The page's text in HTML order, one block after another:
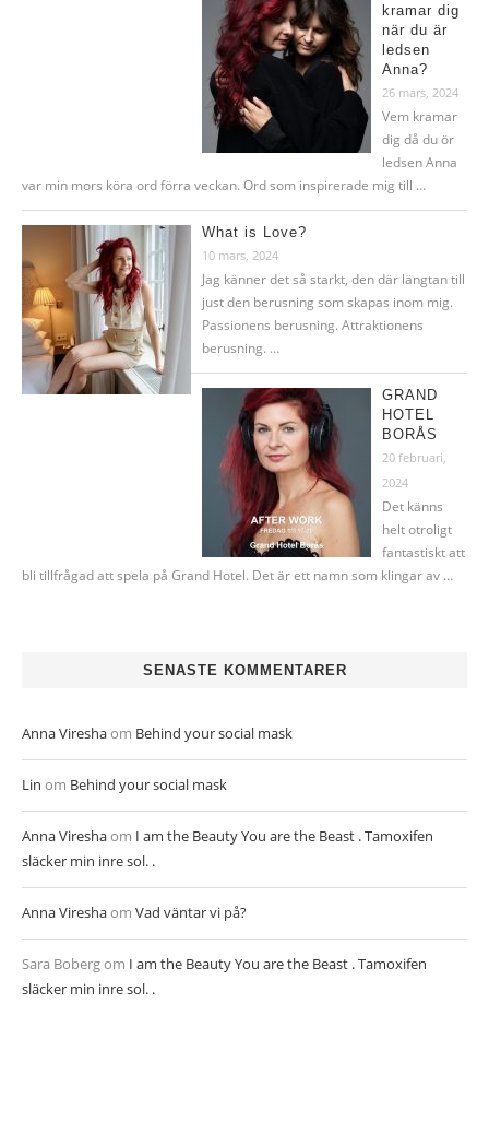
kramar dig
när du är
ledsen
Anna?
26 mars, 2024
Vem kramar
dig då du ör
ledsen Anna
var min mors köra ord förra veckan. Ord som inspirerade mig till …
What is Love?
10 mars, 2024
Jag känner det så starkt, den där längtan till
just den berusning som skapas inom mig.
Passionens berusning. Attraktionens
berusning. …
GRAND
HOTEL
BORÅS
20 februari,
2024
Det känns
helt otroligt
fantastiskt att
bli tillfrågad att spela på Grand Hotel. Det är ett namn som klingar av …
SENASTE KOMMENTARER
Anna Vireshaom Behind your social mask
Lin om Behind your social mask
Anna Vireshaom I am the Beauty You are the Beast . Tamoxifen
släcker min inre sol. .
Anna Vireshaom Vad väntar vi på?
Sara Bobergom I am the Beauty You are the Beast . Tamoxifen
släcker min inre sol. .